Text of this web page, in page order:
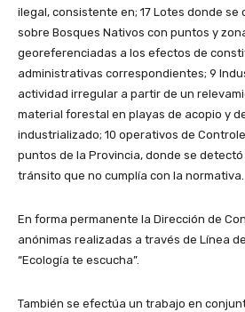
ilegal, consistente en; 17 Lotes donde
sobre Bosques Nativos con puntos y
georeferenciadas a los efectos de
administrativas correspondientes; 9
actividad irregular a partir de un
material forestal en playas de acopio y
industrializado; 10 operativos de
puntos de la Provincia, donde se
tránsito que no cumplía con la normativa.
En forma permanente la Dirección de
anónimas realizadas a través de Línea
“Ecología te escucha”.
También se efectúa un trabajo en